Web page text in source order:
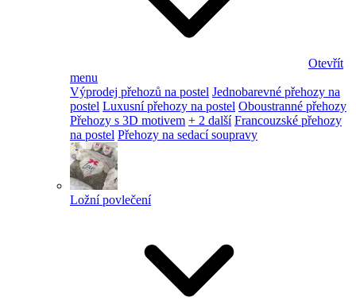
Otevřít
menu
Výprodej přehozů na postel Jednobarevné přehozy na
postel Luxusní přehozy na postel Oboustranné přehozy
Přehozy s 3D motivem + 2 další Francouzské přehozy
na postel Přehozy na sedací soupravy
Ložní povlečení